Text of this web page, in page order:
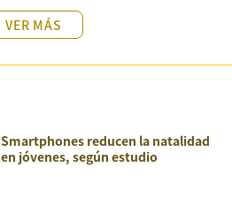
VER MÁS
Smartphones reducen la natalidad
en jóvenes, según estudio